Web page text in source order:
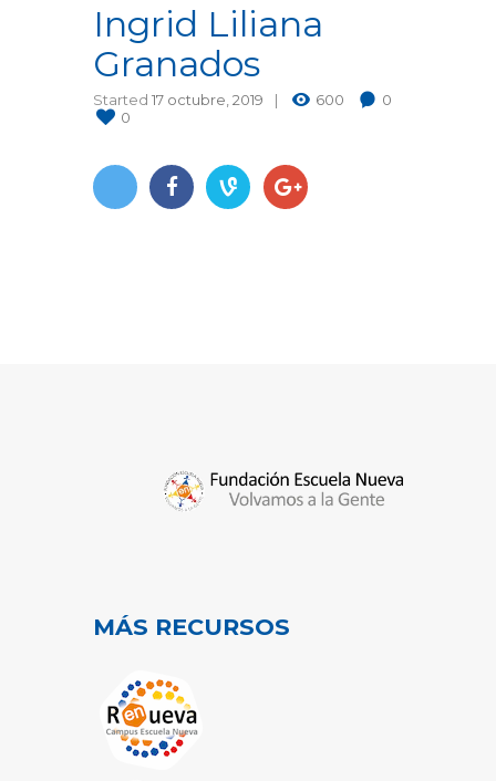
Ingrid Liliana
Granados
Started 17 octubre, 2019 600
0
0
MÁS RECURSOS